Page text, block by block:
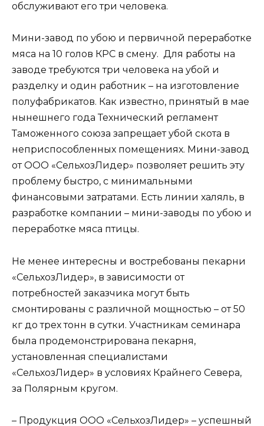
обслуживают его три человека.
Мини-завод по убою и первичной переработке
мяса на 10 голов КРС в смену. Для работы на
заводе требуются три человека на убой и
разделку и один работник – на изготовление
полуфабрикатов. Как известно, принятый в мае
нынешнего года Технический регламент
Таможенного союза запрещает убой скота в
неприспособленных помещениях. Мини-завод
от ООО «СельхозЛидер» позволяет решить эту
проблему быстро, с минимальными
финансовыми затратами. Есть линии халяль, в
разработке компании – мини-заводы по убою и
переработке мяса птицы.
Не менее интересны и востребованы пекарни
«СельхозЛидер», в зависимости от
потребностей заказчика могут быть
смонтированы с различной мощностью – от 50
кг до трех тонн в сутки. Участникам семинара
была продемонстрирована пекарня,
установленная специалистами
«СельхозЛидер» в условиях Крайнего Севера,
за Полярным кругом.
– Продукция ООО «СельхозЛидер» – успешный